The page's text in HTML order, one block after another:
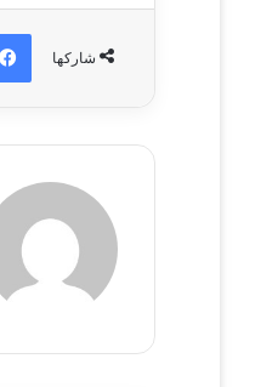
شاركها